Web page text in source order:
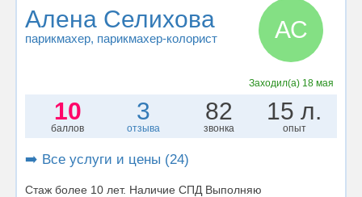
Алена Селихова
парикмахер, парикмахер-колорист АС
Заходил(а) 18 мая
10
баллов
3
отзыва
82
звонка
15 л.
опыт
➡️ Все услуги и цены (24)
Стаж более 10 лет. Наличие СПД Выполняю